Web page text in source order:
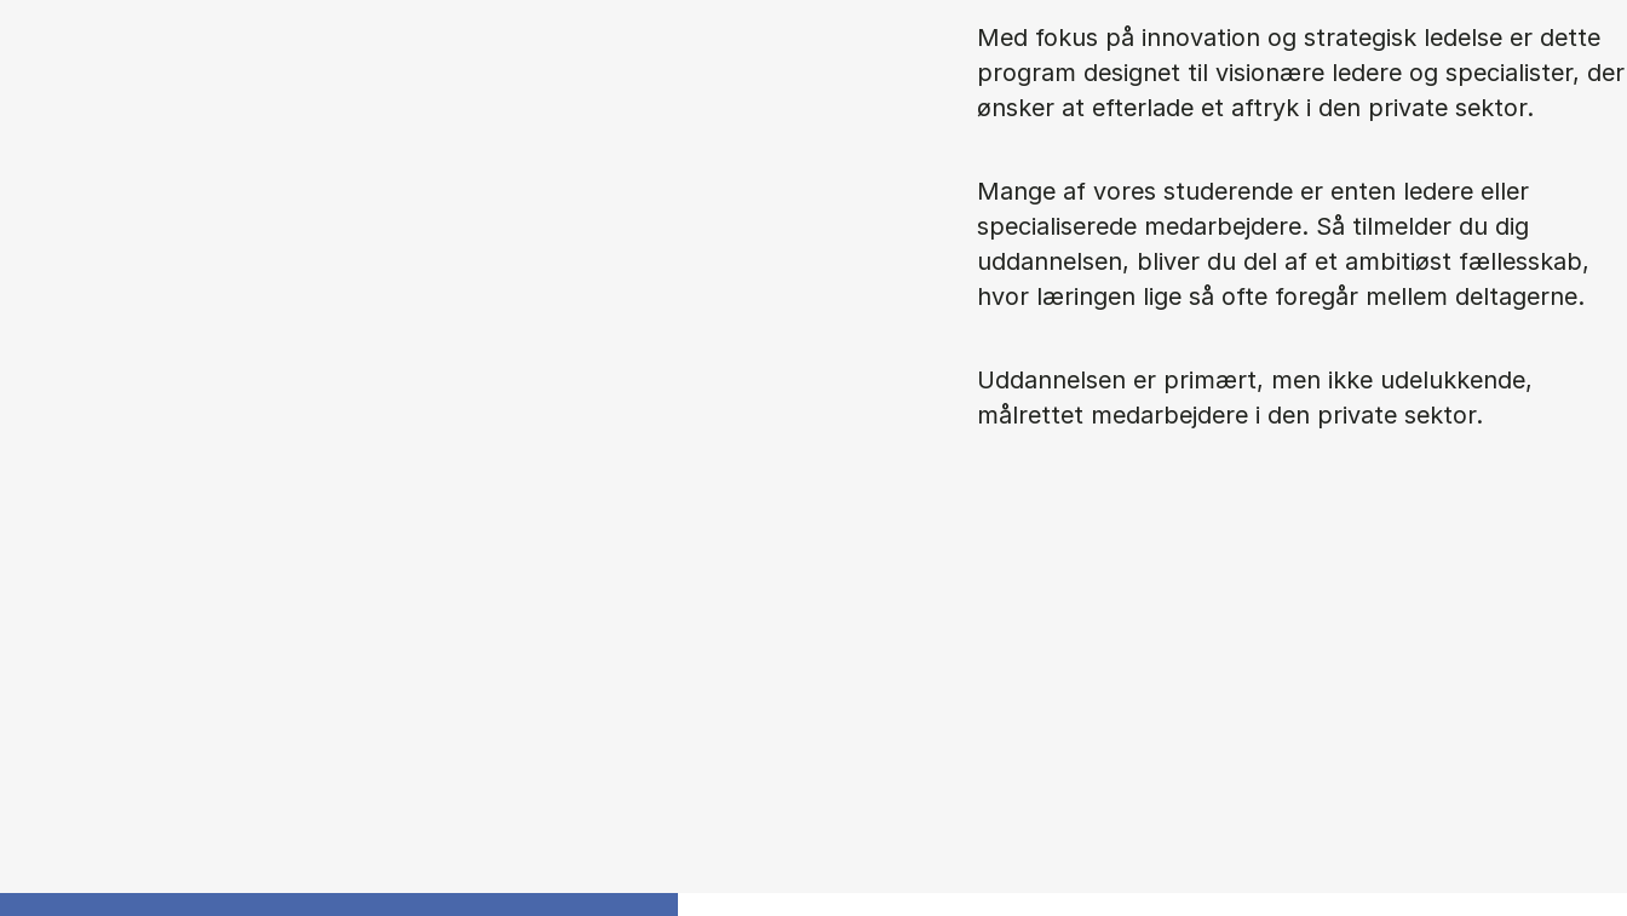
Med fokus på innovation og strategisk ledelse er dette
program designet til visionære ledere og specialister, der
ønsker at efterlade et aftryk i den private sektor.
Mange af vores studerende er enten ledere eller
specialiserede medarbejdere. Så tilmelder du dig
uddannelsen, bliver du del af et ambitiøst fællesskab,
hvor læringen lige så ofte foregår mellem deltagerne.
Uddannelsen er primært, men ikke udelukkende,
målrettet medarbejdere i den private sektor.